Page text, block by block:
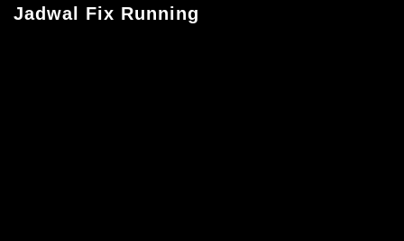
Jadwal Fix Running